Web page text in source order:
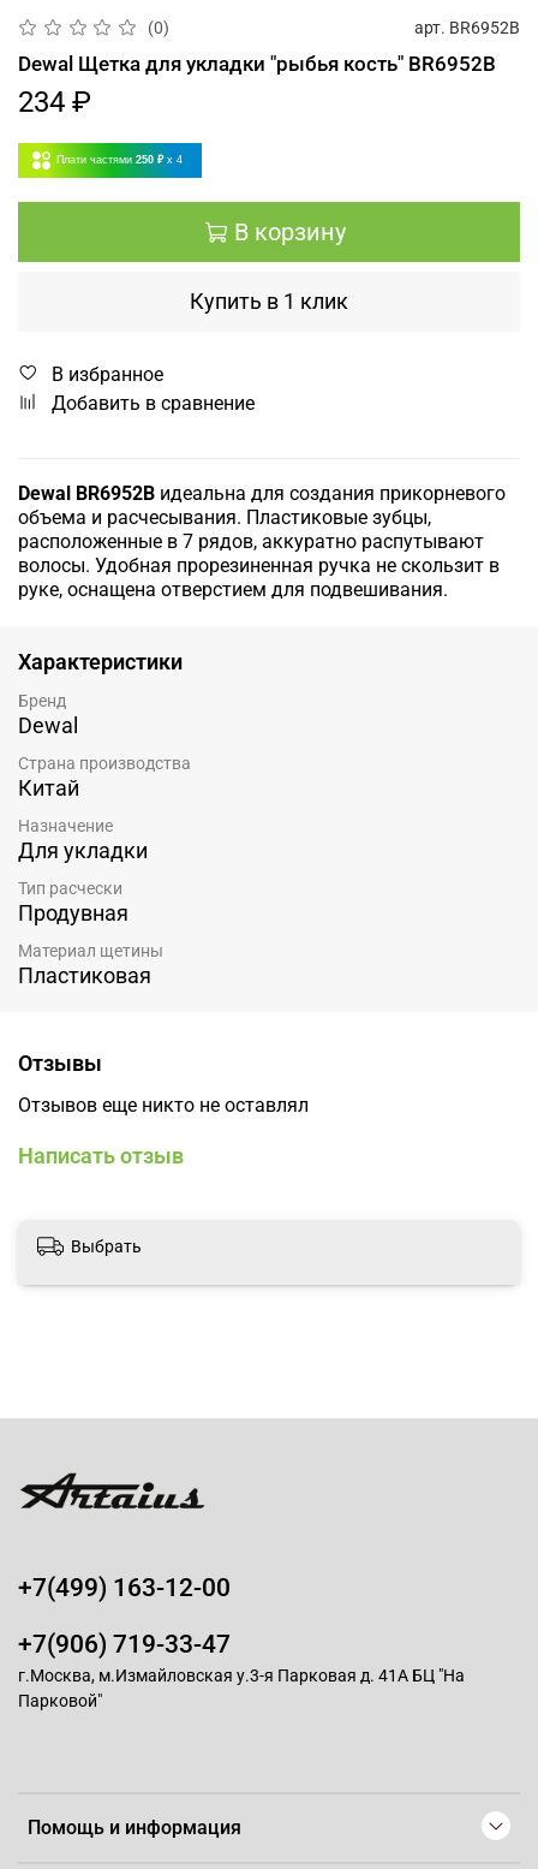
(0) арт. BR6952B
Dewal Щетка для укладки "рыбья кость" BR6952B
234 ₽
Плати частями 250 ₽ x 4
В корзину
Купить в 1 клик
В избранное
Добавить в сравнение
Dewal BR6952B идеальна для создания прикорневого
объема и расчесывания. Пластиковые зубцы,
расположенные в 7 рядов, аккуратно распутывают
волосы. Удобная прорезиненная ручка не скользит в
руке, оснащена отверстием для подвешивания.
Характеристики
Бренд
Dewal
Страна производства
Китай
Назначение
Для укладки
Тип расчески
Продувная
Материал щетины
Пластиковая
Отзывы
Отзывов еще никто не оставлял
Написать отзыв
Выбрать
Помощь и информация
+7(499) 163-12-00
+7(906) 719-33-47
г.Москва, м.Измайловская у.3-я Парковая д. 41А БЦ "На
Парковой"